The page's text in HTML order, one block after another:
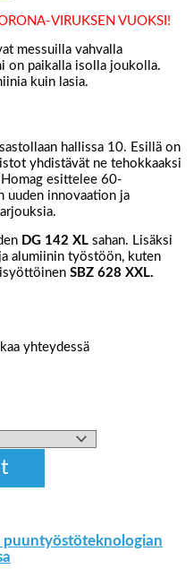
VIRUKSEN VUOKSI!
messuilla vahvalla
on paikalla isolla joukolla.
kuin lasia.
hallissa 10. Esillä on
yhdistävät ne tehokkaaksi
esittelee 60-
uuden innovaation ja
DG 142 XL sahan. Lisäksi
alumiinin työstöön, kuten
SBZ 628 XXL.
yhteydessä
puuntyöstöteknologian